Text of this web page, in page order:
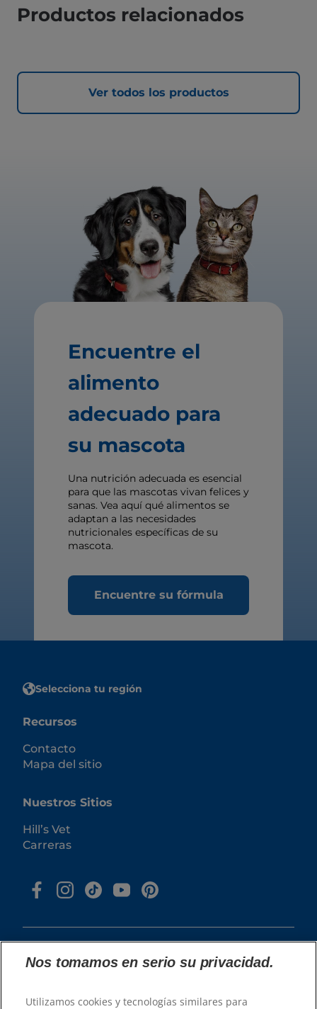
Productos relacionados
Ver todos los productos
Encuentre el
alimento
adecuado para
su mascota
Una nutrición adecuada es esencial
para que las mascotas vivan felices y
sanas. Vea aquí qué alimentos se
adaptan a las necesidades
nutricionales específicas de su
mascota.
Encuentre su fórmula
Selecciona tu región
Recursos
Contacto
Mapa del sitio
Nuestros Sitios
Hill’s Vet
Carreras
Nos tomamos en serio su privacidad.
Utilizamos cookies y tecnologías similares para